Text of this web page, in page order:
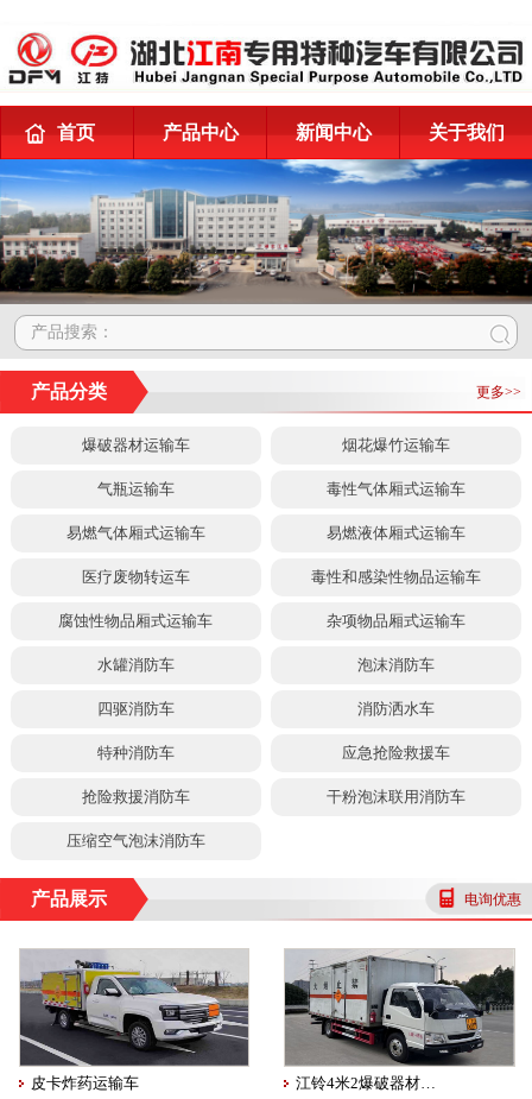
首页 产品中心 新闻中心 关于我们
产品搜索：
产品分类 更多>>
爆破器材运输车 烟花爆竹运输车
气瓶运输车 毒性气体厢式运输车
易燃气体厢式运输车 易燃液体厢式运输车
医疗废物转运车 毒性和感染性物品运输车
腐蚀性物品厢式运输车 杂项物品厢式运输车
水罐消防车 泡沫消防车
四驱消防车 消防洒水车
特种消防车 应急抢险救援车
抢险救援消防车 干粉泡沫联用消防车
压缩空气泡沫消防车
产品展示 电询优惠
皮卡炸药运输车 江铃4米2爆破器材…